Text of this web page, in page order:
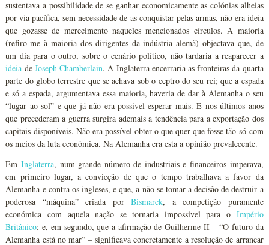
sustentava a possibilidade de se ganhar economicamente as colónias alheias
por via pacífica, sem necessidade de as conquistar pelas armas, não era ideia
que gozasse de merecimento naqueles mencionados círculos. A maioria
(refiro-me à maioria dos dirigentes da indústria alemã) objectava que, de
um dia para o outro, sobre o cenário político, não tardaria a reaparecer a
ideia de Joseph Chamberlain. A Inglaterra encerraria as fronteiras da quarta
parte do globo terrestre que se achava sob o ceptro do seu rei; que a espada
e só a espada, argumentava essa maioria, haveria de dar à Alemanha o seu
“lugar ao sol” e que já não era possível esperar mais. E nos últimos anos
que precederam a guerra surgira ademais a tendência para a exportação dos
capitais disponíveis. Não era possível obter o que quer que fosse tão-só com
os meios da luta económica. Na Alemanha era esta a opinião prevalecente.
EmInglaterra, num grande número de industriais e financeiros imperava,
em primeiro lugar, a convicção de que o tempo trabalhava a favor da
Alemanha e contra os ingleses, e que, a não se tomar a decisão de destruir a
poderosa “máquina” criada porBismarck, a competição puramente
económica com aquela nação se tornaria impossível para o Império
Britânico; e, em segundo, que a afirmação de Guilherme II – “O futuro da
Alemanha está no mar” – significava concretamente a resolução de arrancar